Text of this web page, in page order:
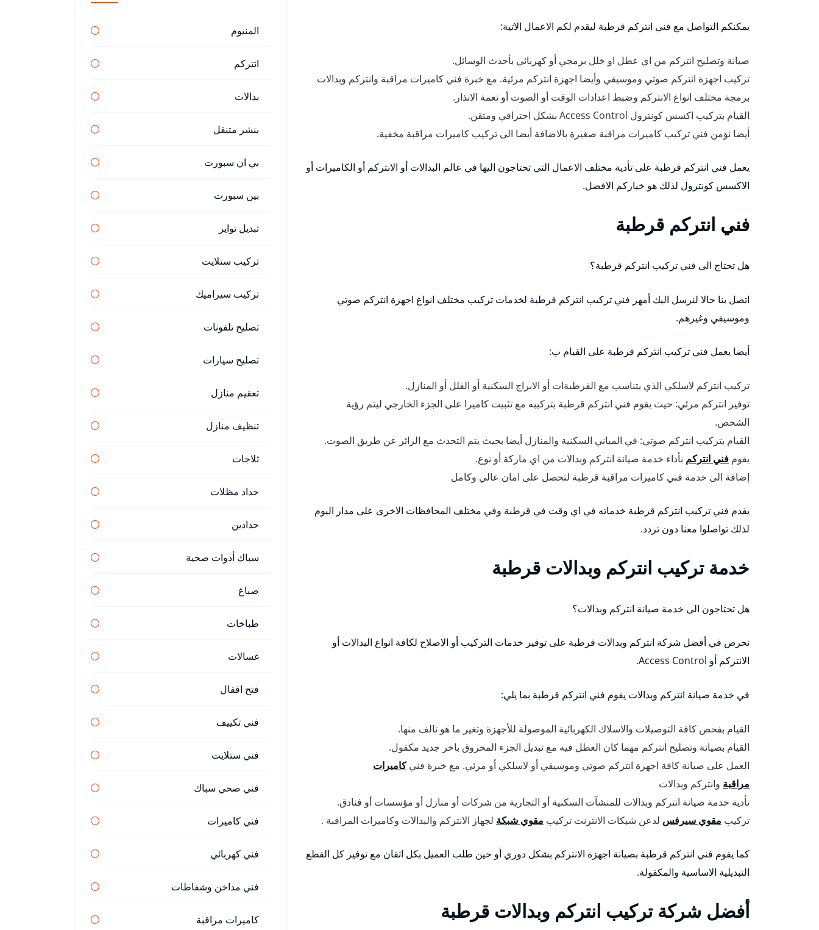
يمكنكم التواصل مع فني انتركم قرطبة ليقدم لكم الاعمال الاتية:
صيانة وتصليح انتركم من اي عطل او خلل برمجي أو كهربائي بأحدث الوسائل.
تركيب اجهزة انتركم صوتي وموسيقي وأيضا اجهزة انتركم مرئية. مع خبرة فني كاميرات مراقبة وانتركم وبدالات
برمجة مختلف انواع الانتركم وضبط اعدادات الوقت أو الصوت أو نغمة الانذار.
القيام بتركيب اكسس كونترول Access Control بشكل احترافي ومتقن.
أيضا نؤمن فني تركيب كاميرات مراقبة صغيرة بالاضافة أيضا الى تركيب كاميرات مراقبة مخفية.
يعمل فني انتركم قرطبة على تأدية مختلف الاعمال التي تحتاجون اليها في عالم البدالات أو الانتركم أو الكاميرات أو
الاكسس كونترول لذلك هو خياركم الافضل.
فني انتركم قرطبة
هل تحتاج الى فني تركيب انتركم قرطبة؟
اتصل بنا حالا لنرسل اليك أمهر فني تركيب انتركم قرطبة لخدمات تركيب مختلف انواع اجهزة انتركم صوتي
وموسيقي وغيرهم.
أيضا يعمل فني تركيب انتركم قرطبة على القيام ب:
تركيب انتركم لاسلكي الذي يتناسب مع القرطبةات أو الابراج السكنية أو الفلل أو المنازل.
توفير انتركم مرئي: حيث يقوم فني انتركم قرطبة بتركيبه مع تثبيت كاميرا على الجزء الخارجي ليتم رؤية
الشخص.
القيام بتركيب انتركم صوتي: في المباني السكنية والمنازل أيضا بحيث يتم التحدث مع الزائر عن طريق الصوت.
يقوم فني انتركم بأداء خدمة صيانة انتركم وبدالات من اي ماركة أو نوع.
إضافة الى خدمة فني كاميرات مراقبة قرطبة لتحصل على امان عالي وكامل
يقدم فني تركيب انتركم قرطبة خدماته في اي وقت في قرطبة وفي مختلف المحافظات الاخرى على مدار اليوم
لذلك تواصلوا معنا دون تردد.
خدمة تركيب انتركم وبدالات قرطبة
هل تحتاجون الى خدمة صيانة انتركم وبدالات؟
نحرص في أفضل شركة انتركم وبدالات قرطبة على توفير خدمات التركيب أو الاصلاح لكافة انواع البدالات أو
الانتركم أو Access Control.
في خدمة صيانة انتركم وبدالات يقوم فني انتركم قرطبة بما يلي:
القيام بفحص كافة التوصيلات والاسلاك الكهربائية الموصولة للأجهزة وتغير ما هو تالف منها.
القيام بصيانة وتصليح انتركم مهما كان العطل فيه مع تبديل الجزء المحروق باخر جديد مكفول.
العمل على صيانة كافة اجهزة انتركم صوتي وموسيقي أو لاسلكي أو مرئي. مع خبرة فنيكاميرات
مراقبة وانتركم وبدالات
تأدية خدمة صيانة انتركم وبدالات للمنشآت السكنية أو التجارية من شركات أو منازل أو مؤسسات أو فنادق.
تركيب مقوي سيرفس لدعن شبكات الانترنت تركيب مقوي شبكة لجهاز الانتركم والبدالات وكاميرات المراقبة .
كما يقوم فني انتركم قرطبة بصيانة اجهزة الانتركم بشكل دوري أو حين طلب العميل بكل اتقان مع توفير كل القطع
التبديلية الاساسية والمكفولة.
أفضل شركة تركيب انتركم وبدالات قرطبة
المنيوم
انتركم
بدالات
بنشر متنقل
بي ان سبورت
بين سبورت
تبديل تواير
تركيب ستلايت
تركيب سيراميك
تصليح تلفونات
تصليح سيارات
تعقيم منازل
تنظيف منازل
ثلاجات
حداد مظلات
حدادين
سباك أدوات صحية
صباغ
طباخات
غسالات
فتح اقفال
فني تكييف
فني ستلايت
فني صحي سباك
فني كاميرات
فني كهربائي
فني مداخن وشفاطات
كاميرات مراقبة